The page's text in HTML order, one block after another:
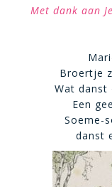
Met dank aan
Broertje
Wat
Een
Soeme-
danst